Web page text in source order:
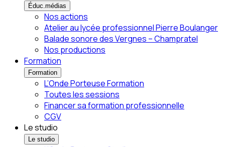
Éduc.médias
Nos actions
Atelier au lycée professionnel Pierre Boulanger
Balade sonore des Vergnes – Champratel
Nos productions
Formation
Formation
L’Onde Porteuse Formation
Toutes les sessions
Financer sa formation professionnelle
CGV
Le studio
Le studio